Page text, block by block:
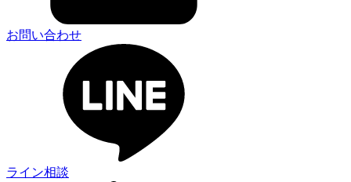
お問い合わせ
ライン相談